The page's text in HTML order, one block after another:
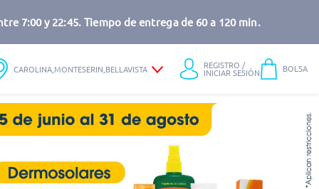
7:00 y 22:45. Tiempo de entrega de 60 a 120 min.
CAROLINA,MONTESERIN,BELLAVISTA REGISTRO /
INICIAR SESIÓN BOLSA